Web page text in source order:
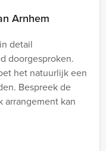
Arnhem
detail
doorgesproken.
het natuurlijk een
Bespreek de
arrangement kan